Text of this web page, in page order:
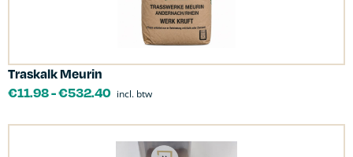
Traskalk Meurin
€11.98-€532.40 incl. btw